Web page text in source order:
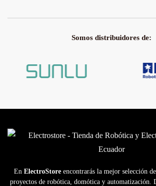
Somos distribuidores de:
En ElectroStoreencontrarás la mejor selección
proyectos de robótica, domótica y automatización.